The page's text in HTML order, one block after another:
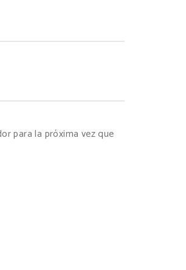
para la próxima vez que